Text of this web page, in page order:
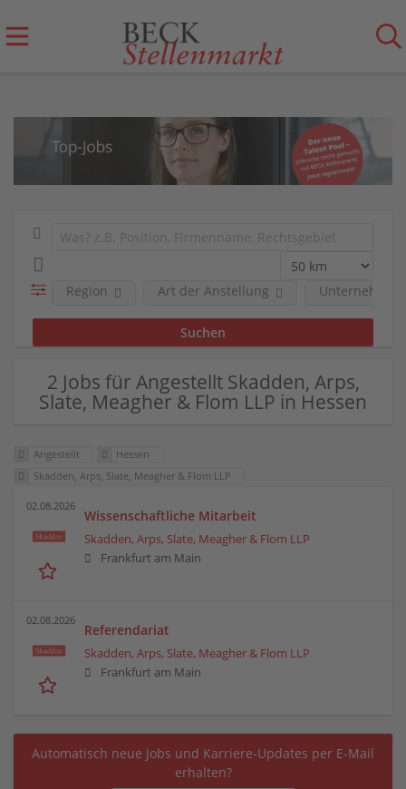
Region Art der Anstellung Unternehmen
2 Jobs für Angestellt Skadden, Arps,
Slate, Meagher & Flom LLP in Hessen
Angestellt
Hessen
Skadden, Arps, Slate, Meagher & Flom LLP
02.08.2026
Wissenschaftliche Mitarbeit
Skadden, Arps, Slate, Meagher & Flom LLP
Frankfurt am Main
02.08.2026
Referendariat
Skadden, Arps, Slate, Meagher & Flom LLP
Frankfurt am Main
Automatisch neue Jobs und Karriere-Updates per E-Mail
erhalten?